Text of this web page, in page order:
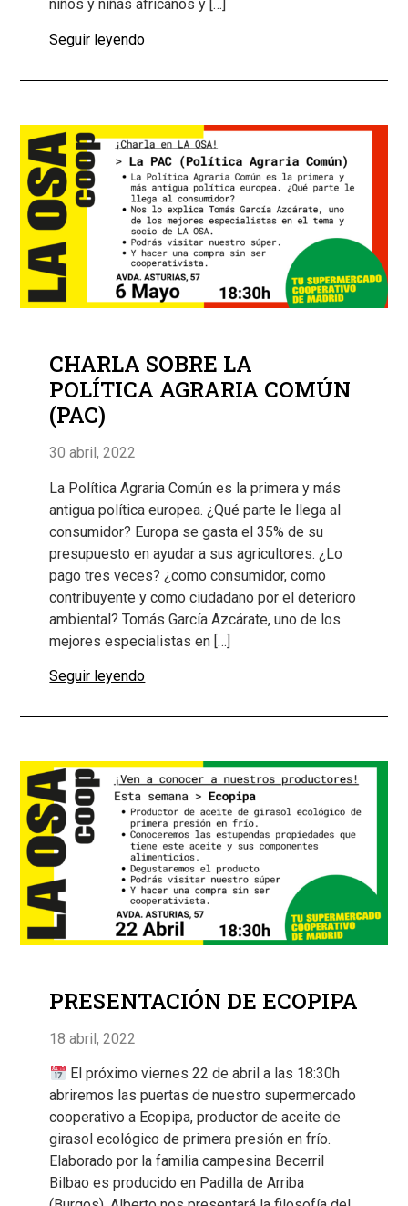
niños y niñas africanos y […]
Seguir leyendo
CHARLA SOBRE LA
POLÍTICA AGRARIA COMÚN
(PAC)
30 abril, 2022
La Política Agraria Común es la primera y más
antigua política europea. ¿Qué parte le llega al
consumidor? Europa se gasta el 35% de su
presupuesto en ayudar a sus agricultores. ¿Lo
pago tres veces? ¿como consumidor, como
contribuyente y como ciudadano por el deterioro
ambiental? Tomás García Azcárate, uno de los
mejores especialistas en […]
Seguir leyendo
PRESENTACIÓN DE ECOPIPA
18 abril, 2022
El próximo viernes 22 de abril a las 18:30h
abriremos las puertas de nuestro supermercado
cooperativo a Ecopipa, productor de aceite de
girasol ecológico de primera presión en frío.
Elaborado por la familia campesina Becerril
Bilbao es producido en Padilla de Arriba